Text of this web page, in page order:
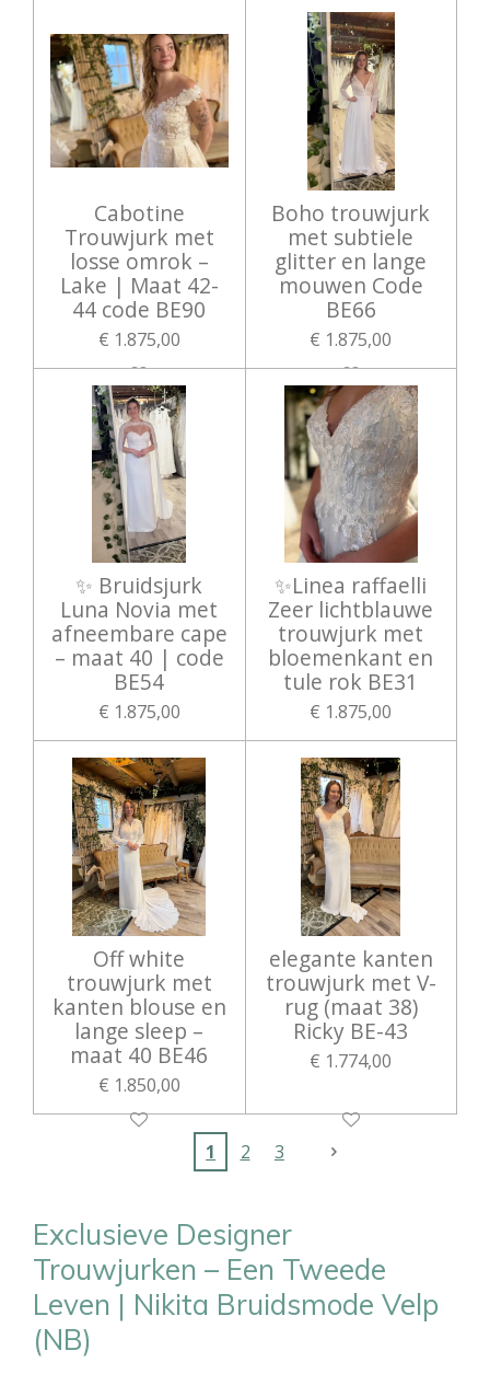
Cabotine
Trouwjurk met
losse omrok –
Lake | Maat 42-
44 code BE90
€ 1.875,00
Boho trouwjurk
met subtiele
glitter en lange
mouwen Code
BE66
€ 1.875,00
✨ Bruidsjurk
Luna Novia met
afneembare cape
– maat 40 | code
BE54
€ 1.875,00
✨Linea raffaelli
Zeer lichtblauwe
trouwjurk met
bloemenkant en
tule rok BE31
€ 1.875,00
Off white
trouwjurk met
kanten blouse en
lange sleep –
maat 40 BE46
€ 1.850,00
elegante kanten
trouwjurk met V-
rug (maat 38)
Ricky BE-43
€ 1.774,00
1 2 3
Exclusieve Designer
Trouwjurken – Een Tweede
Leven | Nikita Bruidsmode Velp
(NB)